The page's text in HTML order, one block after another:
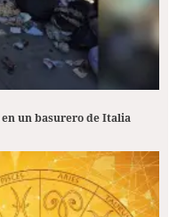
un basurero de Italia